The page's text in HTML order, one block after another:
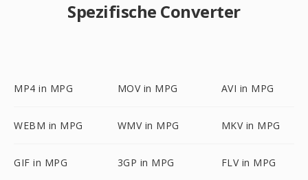
Spezifische Converter
MP4 in MPG MOV in MPG AVI in MPG
WEBM in MPG WMV in MPG MKV in MPG
GIF in MPG 3GP in MPG FLV in MPG